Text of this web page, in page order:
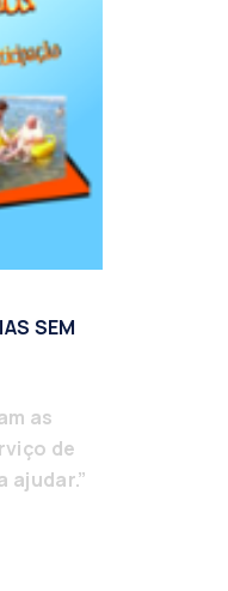
SEM
as
de
ajudar.”